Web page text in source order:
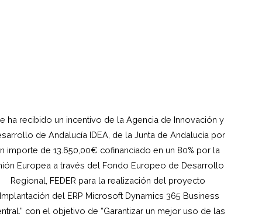
ha recibido un incentivo de la Agencia de Innovación y
de Andalucía IDEA, de la Junta de Andalucía por
importe de 13.650,00€ cofinanciado en un 80% por la
Europea a través del Fondo Europeo de Desarrollo
Regional, FEDER para la realización del proyecto
del ERP Microsoft Dynamics 365 Business
con el objetivo de “Garantizar un mejor uso de las